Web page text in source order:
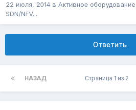
22 июля, 2014 в Активное
SDN/NFV...
Ответить
НАЗАД Страница 1 из 2